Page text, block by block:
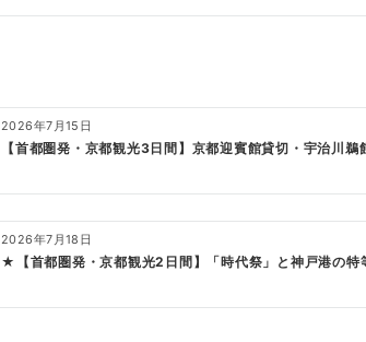
2026年7月15日
【首都圏発・京都観光3日間】京都迎賓館貸切・宇治川
2026年7月18日
★【首都圏発・京都観光2日間】「時代祭」と神戸港の特